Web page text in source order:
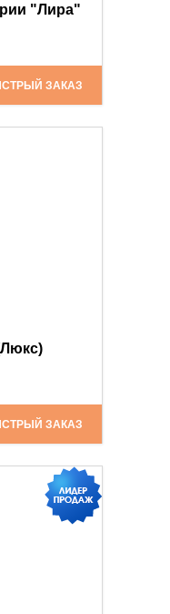
"Лира"
ЗАКАЗ
ЗАКАЗ